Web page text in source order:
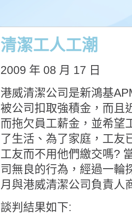
清潔工人工潮
2009 年 08 月 17 日
港威清潔公司是新鴻基
被公司扣取強積金，而且
而拖欠員工薪金，並希望
了生活、為了家庭，工友
工友而不用他們繳交嗎?
司無良的行為，經過一輪
月與港威清潔公司負責人
談判結果如下: